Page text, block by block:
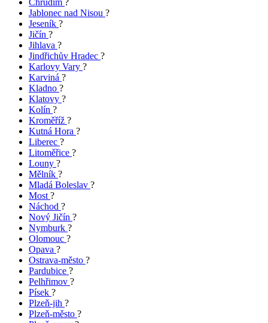
Chrudim ?
Jablonec nad Nisou ?
Jeseník ?
Jičín ?
Jihlava ?
Jindřichův Hradec ?
Karlovy Vary ?
Karviná ?
Kladno ?
Klatovy ?
Kolín ?
Kroměříž ?
Kutná Hora ?
Liberec ?
Litoměřice ?
Louny ?
Mělník ?
Mladá Boleslav ?
Most?
Náchod ?
Nový Jičín ?
Nymburk ?
Olomouc ?
Opava ?
Ostrava-město ?
Pardubice ?
Pelhřimov ?
Písek ?
Plzeň-jih ?
Plzeň-město ?